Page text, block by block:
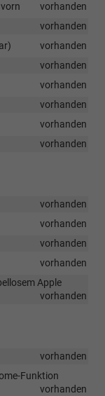
vorhanden
vorhanden
vorhanden
vorhanden
vorhanden
vorhanden
vorhanden
vorhanden
vorhanden
vorhanden
vorhanden
vorhanden
Apple
vorhanden
vorhanden
Funktion
vorhanden